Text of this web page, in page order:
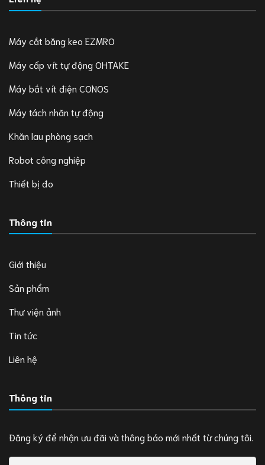
Máy cắt băng keo EZMRO
Máy cấp vít tự động OHTAKE
Máy bắt vít điện CONOS
Máy tách nhãn tự động
Khăn lau phòng sạch
Robot công nghiệp
Thiết bị đo
Thông tin
Giới thiệu
Sản phẩm
Thư viện ảnh
Tin tức
Liên hệ
Thông tin
Đăng ký để nhận ưu đãi và thông báo mới nhất từ chúng tôi.